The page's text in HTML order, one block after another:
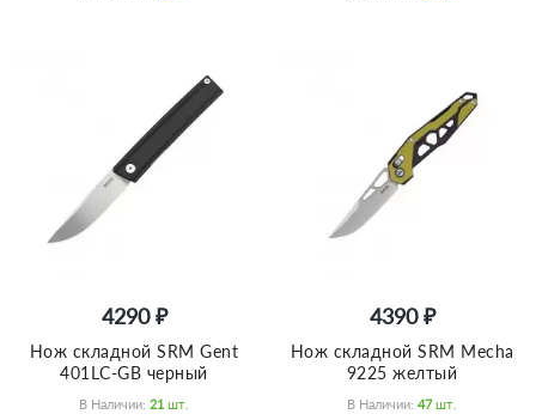
4290 ₽
Нож складной SRM Gent
401LC-GB черный
В Наличии: 21 Шт.
4390 ₽
Нож складной SRM Mecha
9225 желтый
В Наличии: 47 Шт.